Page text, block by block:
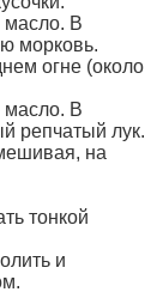
масло. В
морковь.
огне (около
масло. В
репчатый лук.
на
тонкой
и